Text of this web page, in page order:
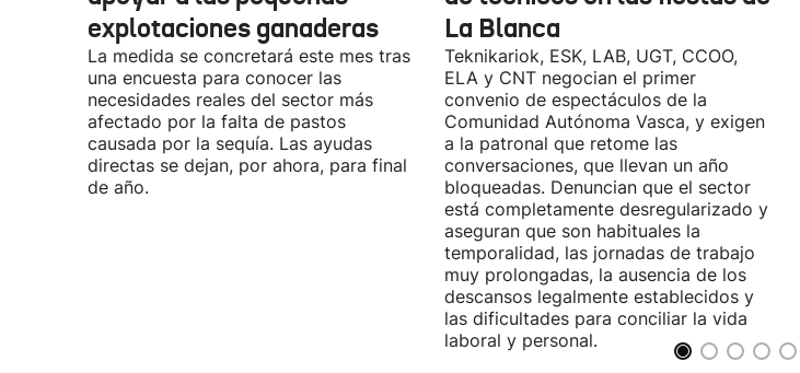
explotaciones ganaderas
La medida se concretará este mes tras
una encuesta para conocer las
necesidades reales del sector más
afectado por la falta de pastos
causada por la sequía. Las ayudas
directas se dejan, por ahora, para final
de año.
La Blanca
Teknikariok, ESK, LAB, UGT, CCOO,
ELA y CNT negocian el primer
convenio de espectáculos de la
Comunidad Autónoma Vasca, y exigen
a la patronal que retome las
conversaciones, que llevan un año
bloqueadas. Denuncian que el sector
está completamente desregularizado y
aseguran que son habituales la
temporalidad, las jornadas de trabajo
muy prolongadas, la ausencia de los
descansos legalmente establecidos y
las dificultades para conciliar la vida
laboral y personal.